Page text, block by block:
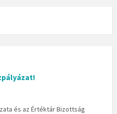
és az Értéktár Bizottság